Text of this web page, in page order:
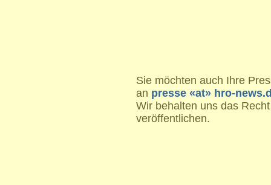
Sie möchten auch Ihre
an presse «at» hro-
Wir behalten uns das
veröffentlichen.